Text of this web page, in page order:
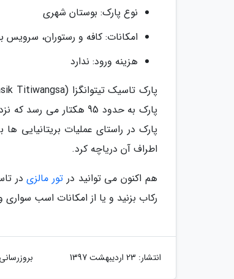
نوع پارک: بوستان شهری
امکانات: کافه و رستوران، سرویس
هزینه ورود: ندارد
پارک تاسیک تیتوانگزا (Taman Tasik Titiwangsa) یک بوستان وسیع و قدیمی در شمال شرق
پارک در راستای عملیات بریتانیایی
اطراف آن دریاچه کرد.
هم اکنون می توانید در تور مالزیدر
رکاب بزنید و یا از امکانات اسب سواری
انتشار: 23 اردیبهشت 1397